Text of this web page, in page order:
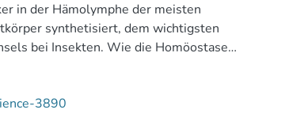
in der Hämolymphe der meisten
synthetisiert, dem wichtigsten
bei Insekten. Wie die Homöostase
Umschaltung im Stoffwechsel
3890